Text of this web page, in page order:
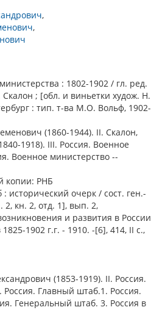
: 1802-1902 / гл. ред.
; [обл. и виньетки худож. Н.
: тип. т-ва М.О. Вольф, 1902-
(1860-1944). II. Скалон,
1918). III. Россия. Военное
Военное министерство --
копии: РНБ
очерк / сост. ген.-
кн. 2, отд. 1], вып. 2,
и развития в России
1902 г.г. - 1910. -[6], 414, II с.,
(1853-1919). II. Россия.
Главный штаб.1. Россия.
Генеральный штаб. 3. Россия в